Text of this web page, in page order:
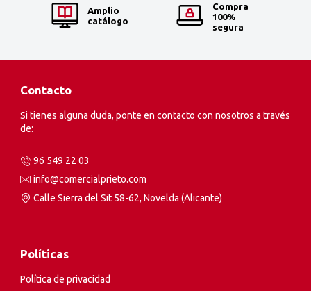
Amplio
catálogo
Compra
100%
segura
Contacto
Si tienes alguna duda, ponte en contacto con nosotros a través
de:
96 549 22 03
info@comercialprieto.com
Calle Sierra del Sit 58-62, Novelda (Alicante)
Políticas
Política de privacidad